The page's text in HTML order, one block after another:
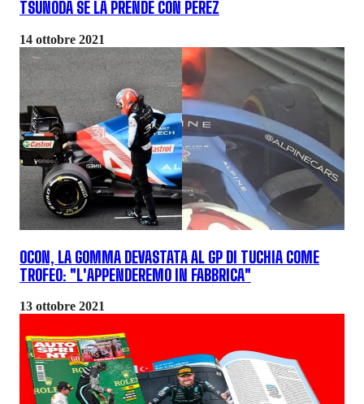
TSUNODA SE LA PRENDE CON PEREZ
14 ottobre 2021
OCON, LA GOMMA DEVASTATA AL GP DI TUCHIA COME
TROFEO: "L'APPENDEREMO IN FABBRICA"
13 ottobre 2021